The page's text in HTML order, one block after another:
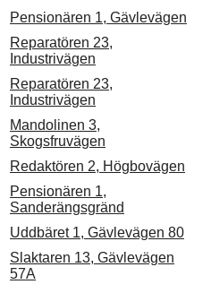
Pensionären 1, Gävlevägen
Reparatören 23,
Industrivägen
Reparatören 23,
Industrivägen
Mandolinen 3,
Skogsfruvägen
Redaktören 2, Högbovägen
Pensionären 1,
Sanderängsgränd
Uddbäret 1, Gävlevägen 80
Slaktaren 13, Gävlevägen
57A